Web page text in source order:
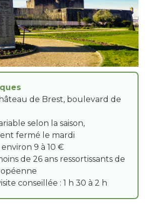
de Brest, boulevard de
selon la saison,
fermé le mardi
9 à 10 €
de 26 ans ressortissants de
conseillée : 1 h 30 à 2 h